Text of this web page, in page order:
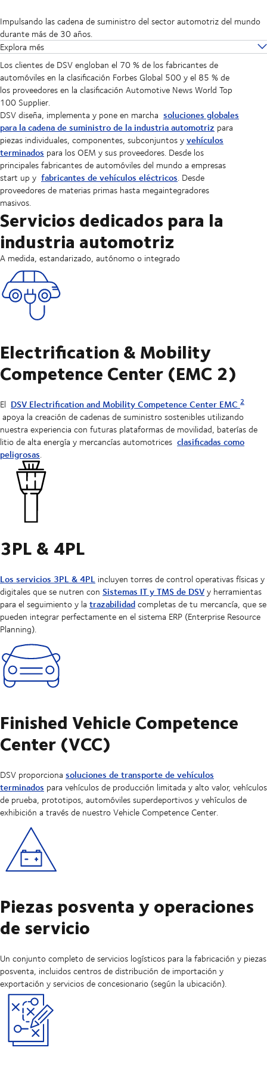
Impulsando las cadena de suministro del sector automotriz del mundo
durante más de 30 años.
Explora més
Los clientes de DSV engloban el 70 % de los fabricantes de
automóviles en la clasificación Forbes Global 500 y el 85 % de
los proveedores en la clasificación Automotive News World Top
100 Supplier.
DSV diseña, implementa y pone en marcha soluciones globales
para la cadena de suministro de la industria automotriz para
piezas individuales, componentes, subconjuntos yvehículos
terminados para los OEM y sus proveedores. Desde los
principales fabricantes de automóviles del mundo a empresas
start up y fabricantes de vehículos eléctricos. Desde
proveedores de materias primas hasta megaintegradores
masivos.
Servicios dedicados para la
industria automotriz
A medida, estandarizado, autónomo o integrado
Electrification & Mobility
Competence Center (EMC 2)
El DSV Electrification and Mobility Competence Center EMC 2
apoya la creación de cadenas de suministro sostenibles utilizando
nuestra experiencia con futuras plataformas de movilidad, baterías de
litio de alta energía y mercancías automotrices clasificadas como
peligrosas.
3PL & 4PL
Los servicios 3PL & 4PL incluyen torres de control operativas físicas y
digitales que se nutren con Sistemas IT y TMS de DSVy herramientas
para el seguimiento y la trazabilidadcompletas de tu mercancía, que se
pueden integrar perfectamente en el sistema ERP (Enterprise Resource
Planning).
Finished Vehicle Competence
Center (VCC)
DSV proporciona soluciones de transporte de vehículos
terminados para vehículos de producción limitada y alto valor, vehículos
de prueba, prototipos, automóviles superdeportivos y vehículos de
exhibición a través de nuestro Vehicle Competence Center.
Piezas posventa y operaciones
de servicio
Un conjunto completo de servicios logísticos para la fabricación y piezas
posventa, incluidos centros de distribución de importación y
exportación y servicios de concesionario (según la ubicación).